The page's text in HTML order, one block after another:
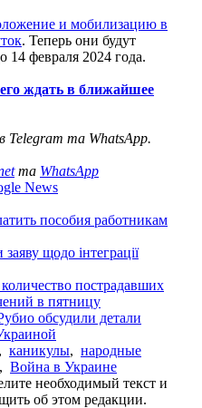
и мобилизацию в
. Теперь они будут
14 февраля 2024 года.
ждать в ближайшее
Telegram та WhatsApp.
та WhatsApp
News
пособия работникам
щодо інтеграції
пострадавших
в пятницу
обсудили детали
, каникулы, народные
, Война в Украине
необходимый текст и
об этом редакции.